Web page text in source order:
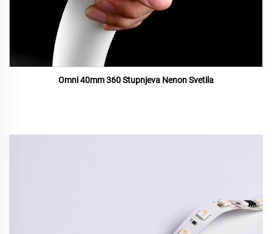
Omni 40mm 360 Stupnjeva Nenon Svetila